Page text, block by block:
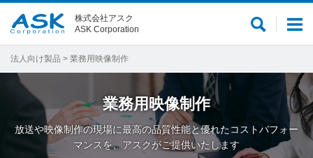
メ
ー
サ
内
株式会社アスク
ASK Corporation
法人向け製品 > 業務用映像制作
業務用映像制作
放送や映像制作の現場に最高の品質性能と優れたコストパフォー
マンスを、アスクがご提供いたします